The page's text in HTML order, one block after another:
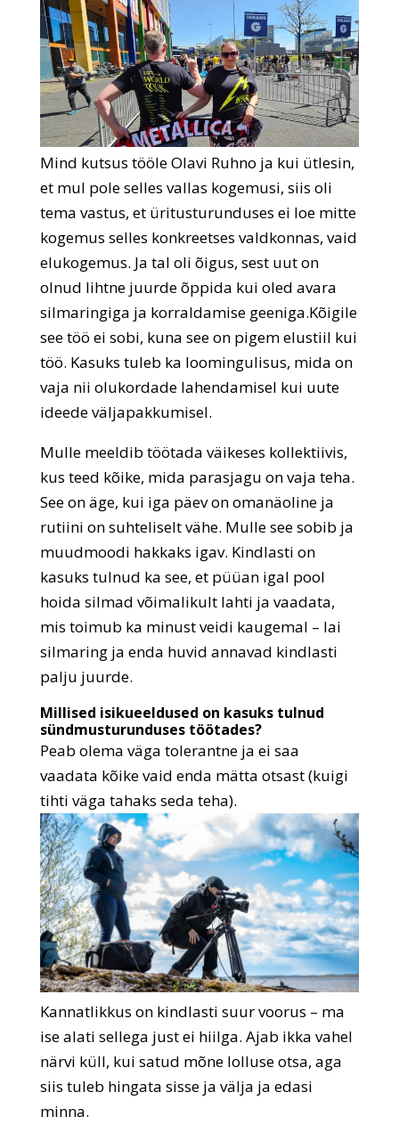
Mind kutsus tööle Olavi Ruhno ja kui ütlesin,
et mul pole selles vallas kogemusi, siis oli
tema vastus, et üritusturunduses ei loe mitte
kogemus selles konkreetses valdkonnas, vaid
elukogemus. Ja tal oli õigus, sest uut on
olnud lihtne juurde õppida kui oled avara
silmaringiga ja korraldamise geeniga.Kõigile
see töö ei sobi, kuna see on pigem elustiil kui
töö. Kasuks tuleb ka loomingulisus, mida on
vaja nii olukordade lahendamisel kui uute
ideede väljapakkumisel.
Mulle meeldib töötada väikeses kollektiivis,
kus teed kõike, mida parasjagu on vaja teha.
See on äge, kui iga päev on omanäoline ja
rutiini on suhteliselt vähe. Mulle see sobib ja
muudmoodi hakkaks igav. Kindlasti on
kasuks tulnud ka see, et püüan igal pool
hoida silmad võimalikult lahti ja vaadata,
mis toimub ka minust veidi kaugemal – lai
silmaring ja enda huvid annavad kindlasti
palju juurde.
Millised isikueeldused on kasuks tulnud
sündmusturunduses töötades?
Peab olema väga tolerantne ja ei saa
vaadata kõike vaid enda mätta otsast (kuigi
tihti väga tahaks seda teha).
Kannatlikkus on kindlasti suur voorus – ma
ise alati sellega just ei hiilga. Ajab ikka vahel
närvi küll, kui satud mõne lolluse otsa, aga
siis tuleb hingata sisse ja välja ja edasi
minna.